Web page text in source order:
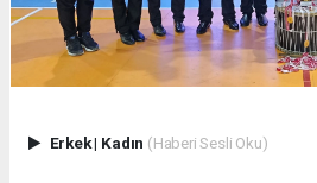
Erkek| Kadın (Haberi Sesli Oku)